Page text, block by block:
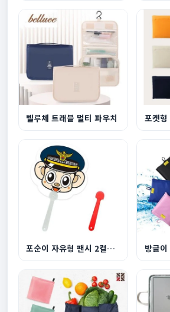
벨루체 트래블 멀티 파우치
포순이 자유형 팬시 2컬러 부채